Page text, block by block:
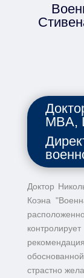
MBA,
Доктор
Коэна
страстно